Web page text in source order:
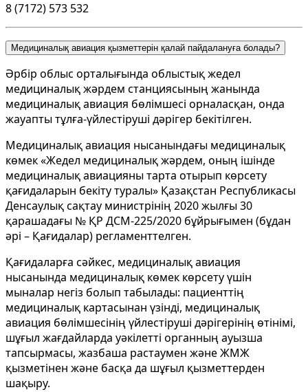
8 (7172) 573 532
Медициналық авиация қызметтерін қалай пайдалануға болады?
Әрбір облыс орталығында облыстық жедел
медициналық жәрдем станциясының жанында
медициналық авиация бөлімшесі орналасқан, онда
жауапты тұлға-үйлестіруші дәрігер бекітілген.
Медициналық авиация нысанындағы медициналық
көмек «Жедел медициналық жәрдем, оның ішінде
медициналық авиацияны тарта отырып көрсету
қағидаларын бекіту туралы» Қазақстан Республикасы
Денсаулық сақтау министрінің 2020 жылғы 30
қарашадағы № ҚР ДСМ-225/2020 бұйрығымен (бұдан
әрі – Қағидалар) регламенттелген.
Қағидаларға сәйкес, медициналық авиация
нысанында медициналық көмек көрсету үшін
мыналар негіз болып табылады: пациенттің
медициналық картасынан үзінді, медициналық
авиация бөлімшесінің үйлестіруші дәрігерінің өтінімі,
шұғыл жағдайларда уәкілетті органның ауызша
тапсырмасы, жазбаша растаумен және ЖМЖ
қызметінен және басқа да шұғыл қызметтерден
шақыру.